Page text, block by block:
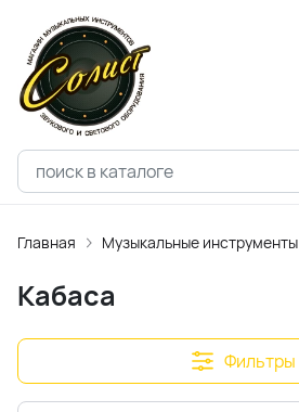
Главная Музыкальные инструменты
Кабаса
Фильтры